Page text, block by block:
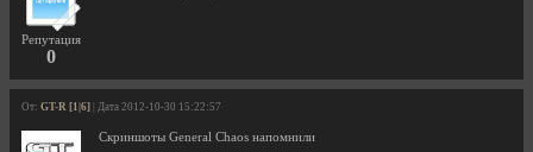
Репутация
0
От: GT-R [1|6] | Дата 2012-10-30 15:22:57
Скриншоты General Chaos напомнили